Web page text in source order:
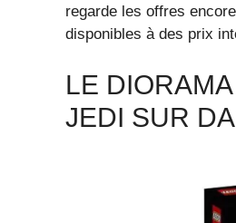
regarde les offres
disponibles à des prix
LE
JEDI SUR